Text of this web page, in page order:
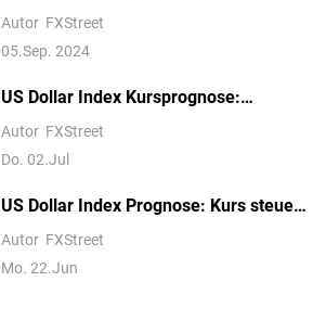
bescheiden – TDS
Autor FXStreet
05.Sep. 2024
US Dollar Index Kursprognose:
Schwächelt unter 101,50, behält aber
vor den NFP-Daten bullischen Ton bei
Autor FXStreet
Do. 02.Jul
US Dollar Index Prognose: Kurs steuert
auf 102,00 zu, da hawkische Fed-
Autor FXStreet
Mo. 22.Jun